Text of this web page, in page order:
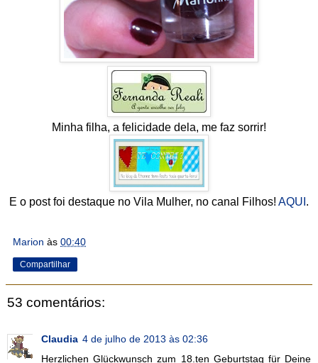
Minha filha, a felicidade dela, me faz sorrir!
E o post foi destaque no Vila Mulher, no canal Filhos! AQUI .
Marion às 00:40
Compartilhar
53 comentários:
Claudia 4 de julho de 2013 às 02:36
Herzlichen Glückwunsch zum 18.ten Geburtstag für Deine